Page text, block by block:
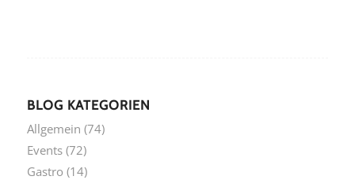
BLOG KATEGORIEN
Allgemein (74)
Events(72)
Gastro (14)